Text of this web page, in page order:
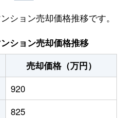
万円 大谷地
徒歩
万円 大谷地
2,800万円 南郷18丁目
1,300万円
1,400万円
ション売却価格推移です。
ション売却価格推移
売却価格（万円）
920
825